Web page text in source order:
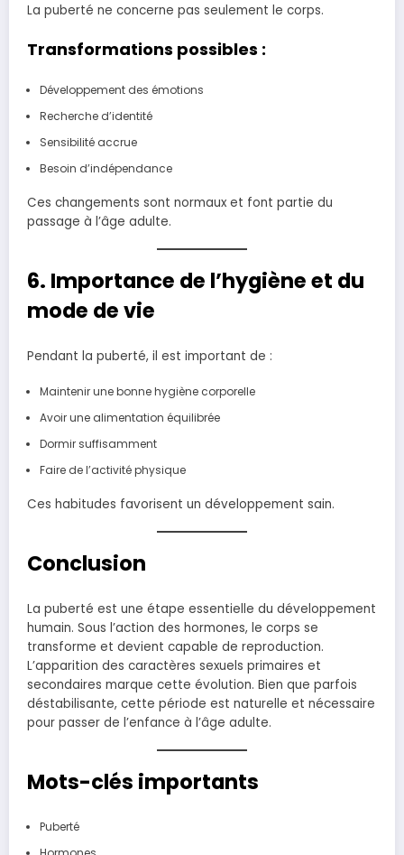
La puberté ne concerne pas seulement le corps.
Transformations possibles :
Développement des émotions
Recherche d’identité
Sensibilité accrue
Besoin d’indépendance
Ces changements sont normaux et font partie du
passage à l’âge adulte.
6. Importance de l’hygiène et du
mode de vie
Pendant la puberté, il est important de :
Maintenir une bonne hygiène corporelle
Avoir une alimentation équilibrée
Dormir suffisamment
Faire de l’activité physique
Ces habitudes favorisent un développement sain.
Conclusion
La puberté est une étape essentielle du développement
humain. Sous l’action des hormones, le corps se
transforme et devient capable de reproduction.
L’apparition des caractères sexuels primaires et
secondaires marque cette évolution. Bien que parfois
déstabilisante, cette période est naturelle et nécessaire
pour passer de l’enfance à l’âge adulte.
Mots-clés importants
Puberté